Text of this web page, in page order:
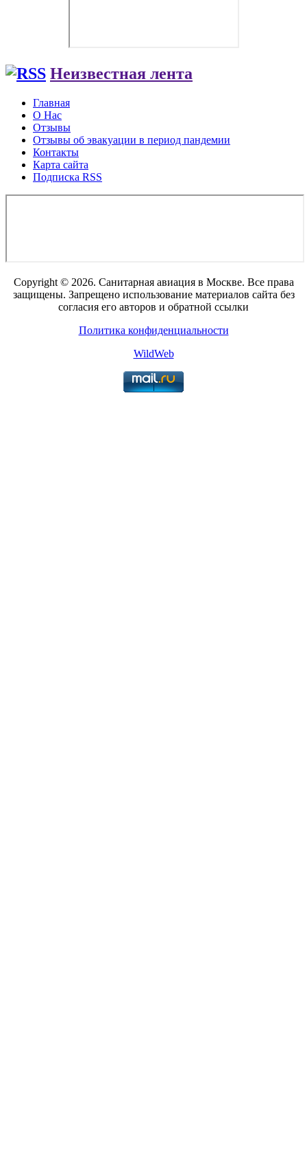
Неизвестная лента
Главная
О Нас
Отзывы
Отзывы об эвакуации в период пандемии
Контакты
Карта сайта
Подписка RSS
Copyright © 2026. Санитарная авиация в Москве. Все права
защищены. Запрещено использование материалов сайта без
согласия его авторов и обратной ссылки
Политика конфиденциальности
WildWeb